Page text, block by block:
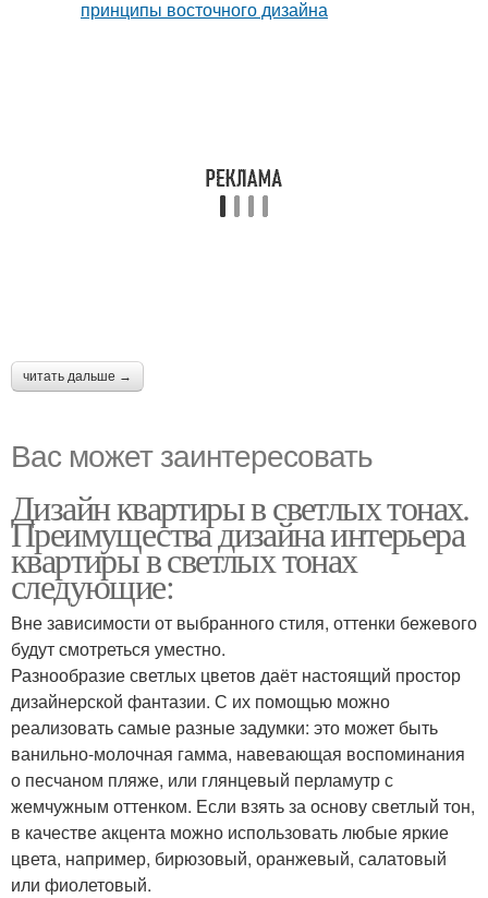
читать дальше →
Вас может заинтересовать
Дизайн квартиры в светлых тонах.
Преимущества дизайна интерьера
квартиры в светлых тонах
следующие:
Вне зависимости от выбранного стиля, оттенки бежевого
будут смотреться уместно.
Разнообразие светлых цветов даёт настоящий простор
дизайнерской фантазии. С их помощью можно
реализовать самые разные задумки: это может быть
ванильно-молочная гамма, навевающая воспоминания
о песчаном пляже, или глянцевый перламутр с
жемчужным оттенком. Если взять за основу светлый тон,
в качестве акцента можно использовать любые яркие
цвета, например, бирюзовый, оранжевый, салатовый
или фиолетовый.